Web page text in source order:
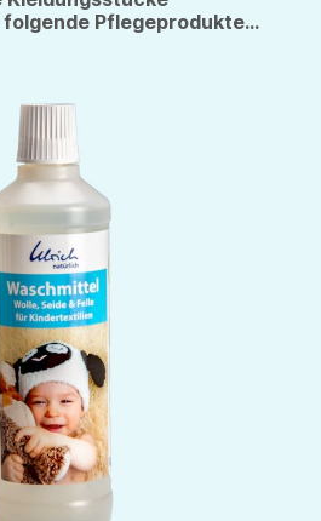
Pflegeprodukte...